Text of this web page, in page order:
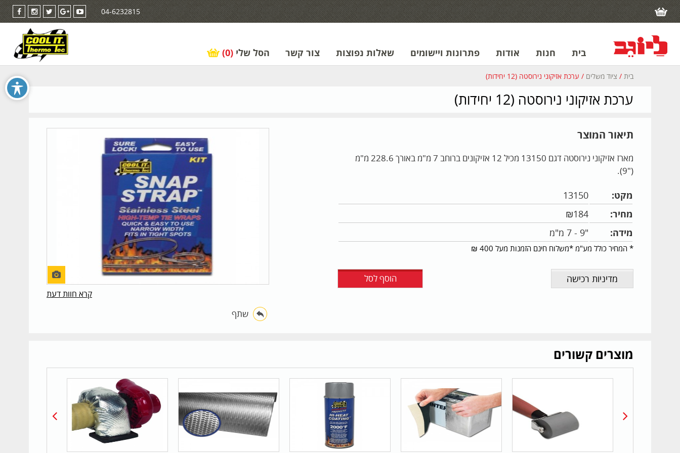
04-6232815
בית חנות אודות פתרונות ויישומים שאלות נפוצות צור קשר הסל שלי (0)
בית / ציוד משלים / ערכת אזיקוני נירוסטה (12 יחידות)
ערכת אזיקוני נירוסטה (12 יחידות)
קרא חוות דעת
שתף
תיאור המוצר
מארז אזיקוני נירוסטה דגם 13150 מכיל 12 אזיקונים ברוחב 7 מ"מ באורך 228.6 מ"מ
("9).
מקט:
13150
מחיר:
₪184
מידה:
"9 - 7 מ"מ
* המחיר כולל מע"מ *משלוח חינם הזמנות מעל 400 ₪
מדיניות רכישה הוסף לסל
מוצרים קשורים